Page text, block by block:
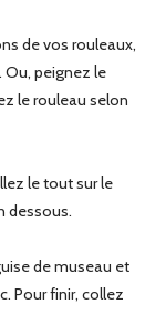
de vos rouleaux,
Ou, peignez le
le rouleau selon
le tout sur le
dessous.
de museau et
Pour finir, collez